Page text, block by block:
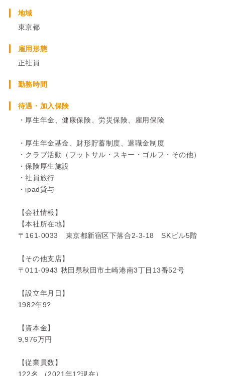
地域
東京都
雇用形態
正社員
勤務時間
待遇・加入保険
・厚生年金、健康保険、労災保険、雇用保険
・厚生年金基金、財形貯蓄制度、退職金制度
・クラブ活動（フットサル・スキー・ゴルフ・その他）
・保険厚生施設
・社員旅行
・ipad貸与
【会社情報】
【本社所在地】
〒161-0033 東京都新宿区下落合2-3-18 SKビル5階
【その他支店】
〒011-0943 秋田県秋田市土崎港南3丁目13番52号
【設立年月日】
1982年9?
【資本金】
9,976万円
【従業員数】
122名 （2021年1?現在）